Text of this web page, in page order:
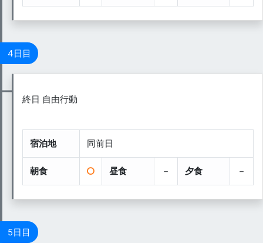
4日目
終日 自由行動
宿泊地 同前日
朝食 昼食 － 夕食 －
5日目